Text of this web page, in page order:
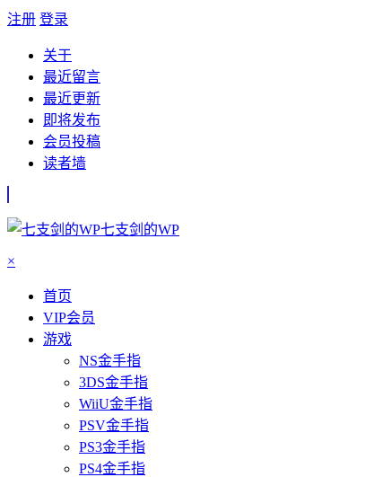
注册 登录
关于
最近留言
最近更新
即将发布
会员投稿
读者墙
七支剑的WP
×
首页
VIP会员
游戏
NS金手指
3DS金手指
WiiU金手指
PSV金手指
PS3金手指
PS4金手指